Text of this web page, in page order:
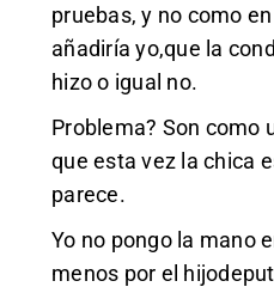
pruebas, y no como
añadiría yo,que la
hizo o igual no.
Problema? Son como
que esta vez la chica
parece.
Yo no pongo la mano
menos por el